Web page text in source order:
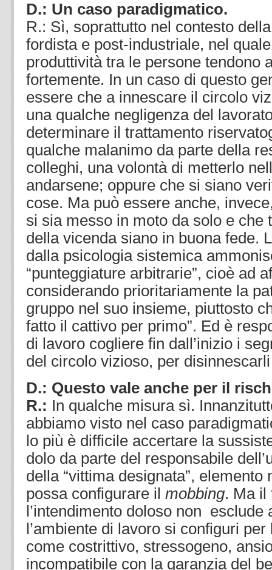
D.: Un caso paradigmatico.
R.: Sì, soprattutto nel contesto
fordista e post-industriale, nel
produttività tra le persone tendono
fortemente. In un caso di questo
essere che a innescare il circolo
una qualche negligenza del
determinare il trattamento
qualche malanimo da parte della
colleghi, una volontà di metterlo
andarsene; oppure che si siano
cose. Ma può essere anche,
si sia messo in moto da solo e che
della vicenda siano in buona fede.
dalla psicologia sistemica
“punteggiature arbitrarie”, cioè ad
considerando prioritariamente la
gruppo nel suo insieme, piuttosto
fatto il cattivo per primo”. Ed è
di lavoro cogliere fin dall’inizio i
del circolo vizioso, per
D.: Questo vale anche per il
R.: In qualche misura sì.
abbiamo visto nel caso
lo più è difficile accertare la
dolo da parte del responsabile
della “vittima designata”,
possa configurare il mobbing. Ma il
l’intendimento doloso non esclude
l’ambiente di lavoro si configuri
come costrittivo, stressogeno,
incompatibile con la garanzia del